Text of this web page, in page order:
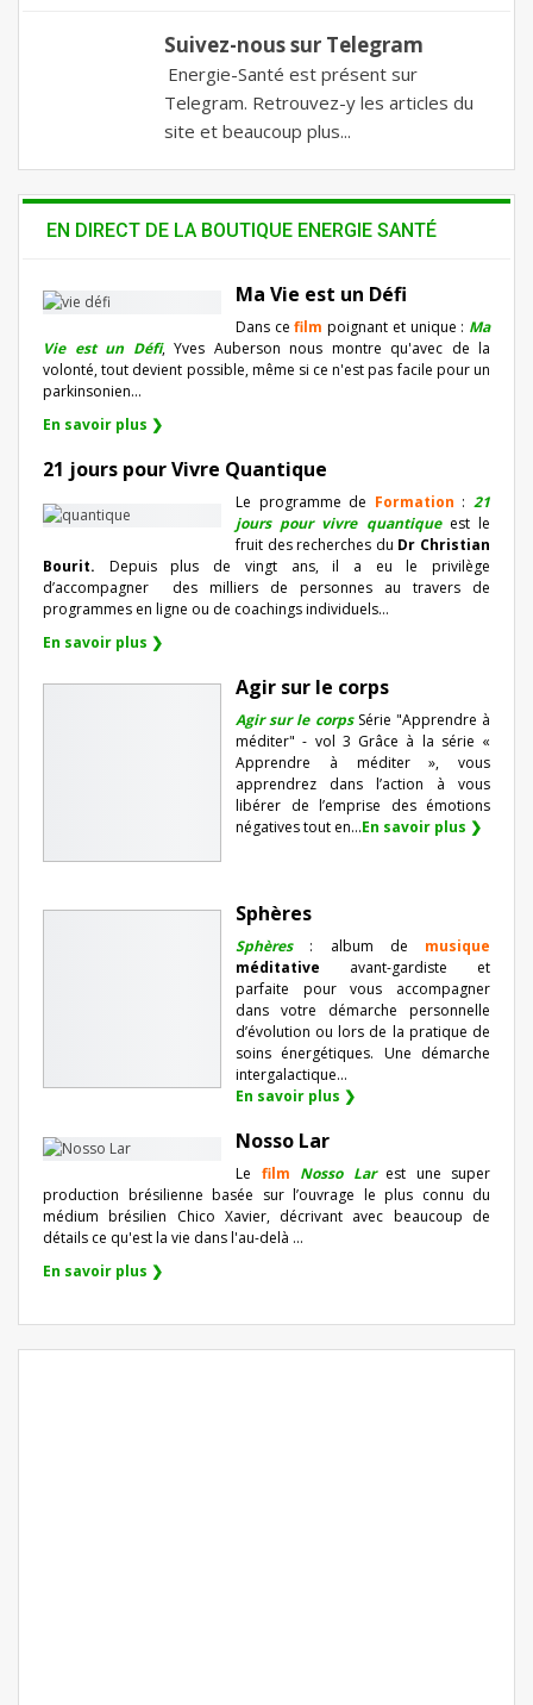
Suivez-nous sur Telegram
Energie-Santé est présent sur
Telegram. Retrouvez-y les articles du
site et beaucoup plus...
EN DIRECT DE LA BOUTIQUE ENERGIE SANTÉ
Ma Vie est un Défi
Dans cefilm poignant et unique : Ma
Vie est un Défi, Yves Auberson nous montre qu'avec de la
volonté, tout devient possible, même si ce n'est pas facile pour un
parkinsonien…
En savoir plus ❯
21 jours pour Vivre Quantique
Le programme de Formation :21
jours pour vivre quantiqueest le
fruit des recherches du Dr Christian
Bourit. Depuis plus de vingt ans, il a eu le privilège
d’accompagner
des milliers de personnes au travers de
programmes en ligne ou de coachings individuels…
En savoir plus ❯
Agir sur le corps
Agir sur le corpsSérie "Apprendre à
méditer" - vol 3 Grâce à la série «
Apprendre à méditer », vous
apprendrez dans l’action à vous
libérer de l’emprise des émotions
négatives tout en...En savoir plus ❯
Sphères
Sphères: album de musique
méditative avant-gardiste et
parfaite pour vous accompagner
dans votre démarche personnelle
d’évolution ou lors de la pratique de
soins énergétiques. Une démarche
intergalactique...
En savoir plus ❯
Nosso Lar
Le film Nosso Lar est une super
production brésilienne basée sur l’ouvrage le plus connu du
médium brésilien Chico Xavier, décrivant avec beaucoup de
détails ce qu'est la vie dans l'au-delà ...
En savoir plus ❯